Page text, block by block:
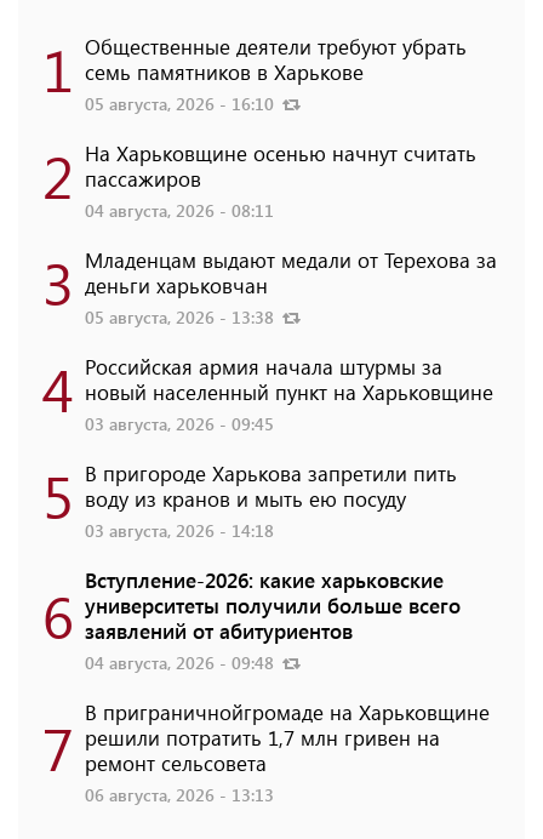
1 Общественные деятели требуют убрать
семь памятников в Харькове
05 августа, 2026 - 16:10
2 На Харьковщине осенью начнут считать
пассажиров
04 августа, 2026 - 08:11
3 Младенцам выдают медали от Терехова за
деньги харьковчан
05 августа, 2026 - 13:38
4 Российская армия начала штурмы за
новый населенный пункт на Харьковщине
03 августа, 2026 - 09:45
5 В пригороде Харькова запретили пить
воду из кранов и мыть ею посуду
03 августа, 2026 - 14:18
6 Вступление-2026: какие харьковские
университеты получили больше всего
заявлений от абитуриентов
04 августа, 2026 - 09:48
7 В приграничнойгромаде на Харьковщине
решили потратить 1,7 млн ​​гривен на
ремонт сельсовета
06 августа, 2026 - 13:13